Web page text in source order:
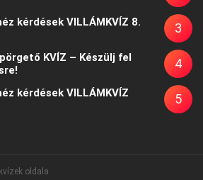
kérdések VILLÁMKVÍZ 8.
KVÍZ – Készülj fel
kérdések VILLÁMKVÍZ
oldala